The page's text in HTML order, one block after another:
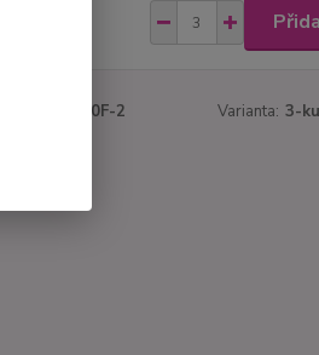
1150F-2 Varianta: 3-